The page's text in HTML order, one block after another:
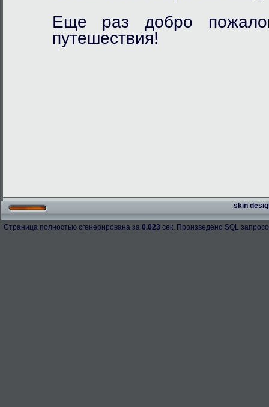
Еще раз добро
путешествия!
skin
Страница полностью сгенерирована за 0.023 сек. Произведено SQL